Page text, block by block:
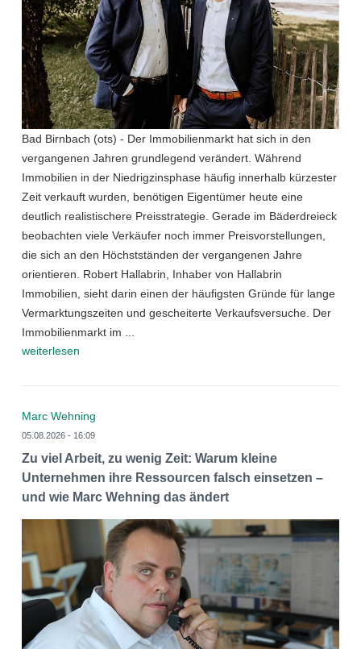
Bad Birnbach (ots) - Der Immobilienmarkt hat sich in den
vergangenen Jahren grundlegend verändert. Während
Immobilien in der Niedrigzinsphase häufig innerhalb kürzester
Zeit verkauft wurden, benötigen Eigentümer heute eine
deutlich realistischere Preisstrategie. Gerade im Bäderdreieck
beobachten viele Verkäufer noch immer Preisvorstellungen,
die sich an den Höchstständen der vergangenen Jahre
orientieren. Robert Hallabrin, Inhaber von Hallabrin
Immobilien, sieht darin einen der häufigsten Gründe für lange
Vermarktungszeiten und gescheiterte Verkaufsversuche. Der
Immobilienmarkt im ...
weiterlesen
Marc Wehning
05.08.2026 - 16:09
Zu viel Arbeit, zu wenig Zeit: Warum kleine
Unternehmen ihre Ressourcen falsch einsetzen –
und wie Marc Wehning das ändert